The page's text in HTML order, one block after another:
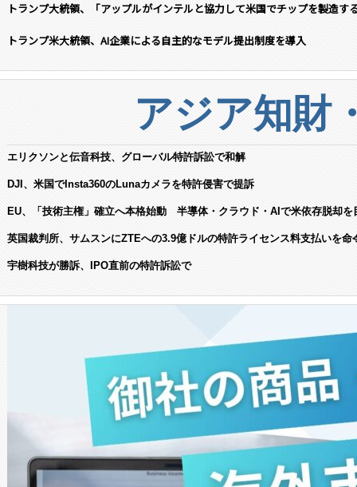
トランプ大統領、「アップルがインテルと協力して米国でチップを製造す
トランプ米大統領、AI企業による自主的なモデル提出制度を導入
アジア知財
エリクソンと伝音科技、グローバル特許訴訟で和解
DJI、米国でInsta360のLunaカメラを特許侵害で提訴
EU、「技術主権」確立へ本格始動 半導体・クラウド・AIで米依存脱却を
英国裁判所、サムスンにZTEへの3.9億ドルの特許ライセンス料支払いを命
宇樹科技が勝訴、IPO直前の特許訴訟で